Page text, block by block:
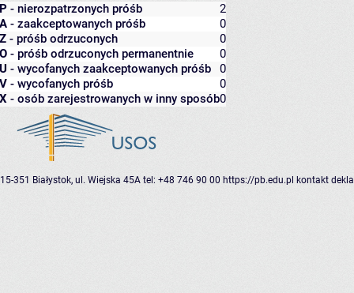
P - nierozpatrzonych próśb
2
A - zaakceptowanych próśb
0
Z - próśb odrzuconych
0
O - próśb odrzuconych permanentnie
0
U - wycofanych zaakceptowanych próśb
0
V - wycofanych próśb
0
X - osób zarejestrowanych w inny sposób0
15-351 Białystok, ul. Wiejska 45A tel: +48 746 90 00 https://pb.edu.pl kontakt